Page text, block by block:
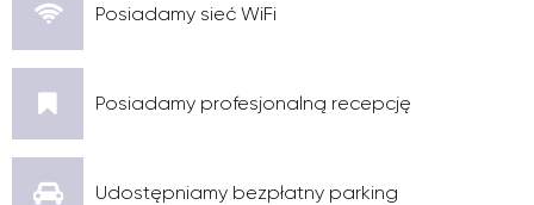
Posiadamy sieć WiFi
Posiadamy profesjonalną recepcję
Udostępniamy bezpłatny parking